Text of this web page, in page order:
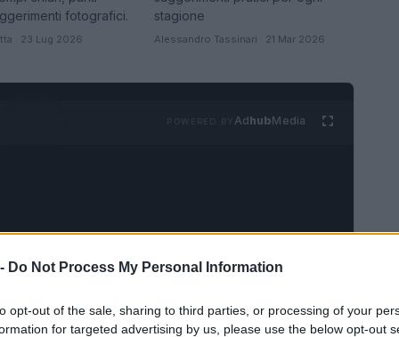
Do Not Process My Personal Information
opt-out of the sale, sharing to third parties, or processing of your
for targeted advertising by us, please use the below opt-out
fotografici.
· 23 Lug 2026
stagione
Alessandro Tassinari · 21 Mar 2026
AdhubMedia
VEDI TUTTI →